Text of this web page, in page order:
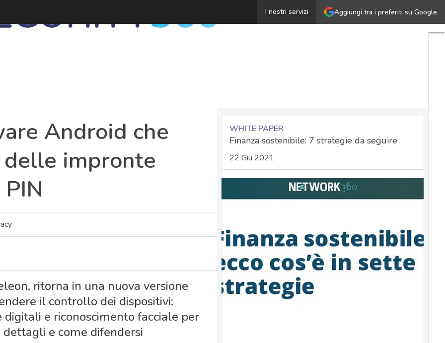
Aggiungi tra i preferiti su Google
I nostri servizi
Chameleon, il malware Android che disattiva lo
Android che
impronte
ritorna in una nuova versione
il controllo dei dispositivi:
e riconoscimento facciale per
e come difendersi
WHITE PAPER
Finanza sostenibile: 7 strategie da seguire
22 Giu 2021